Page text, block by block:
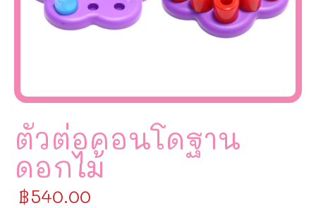
ตัวต่อคอนโดฐาน
ดอกไม้
฿540.00